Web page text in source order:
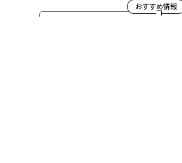
おすすめ情報